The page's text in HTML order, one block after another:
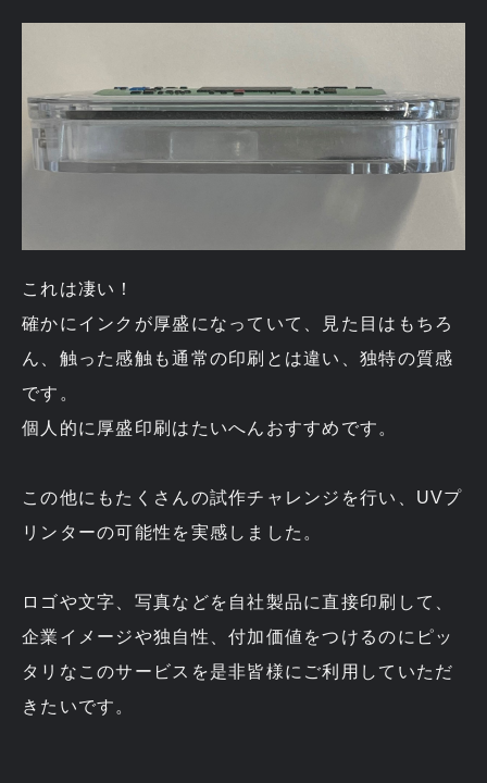
これは凄い！
確かにインクが厚盛になっていて、見た目はもちろ
ん、触った感触も通常の印刷とは違い、独特の質感
です。
個人的に厚盛印刷はたいへんおすすめです。
この他にもたくさんの試作チャレンジを行い、UVプ
リンターの可能性を実感しました。
ロゴや文字、写真などを自社製品に直接印刷して、
企業イメージや独自性、付加価値をつけるのにピッ
タリなこのサービスを是非皆様にご利用していただ
きたいです。